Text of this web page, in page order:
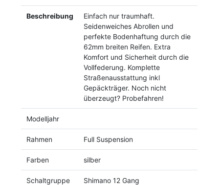
Beschreibung
Einfach nur traumhaft.
Seidenweiches Abrollen und
perfekte Bodenhaftung durch die
62mm breiten Reifen. Extra
Komfort und Sicherheit durch die
Vollfederung. Komplette
Straßenausstattung inkl
Gepäckträger. Noch nicht
überzeugt? Probefahren!
Modelljahr
Rahmen Full Suspension
Farben silber
Schaltgruppe Shimano 12 Gang